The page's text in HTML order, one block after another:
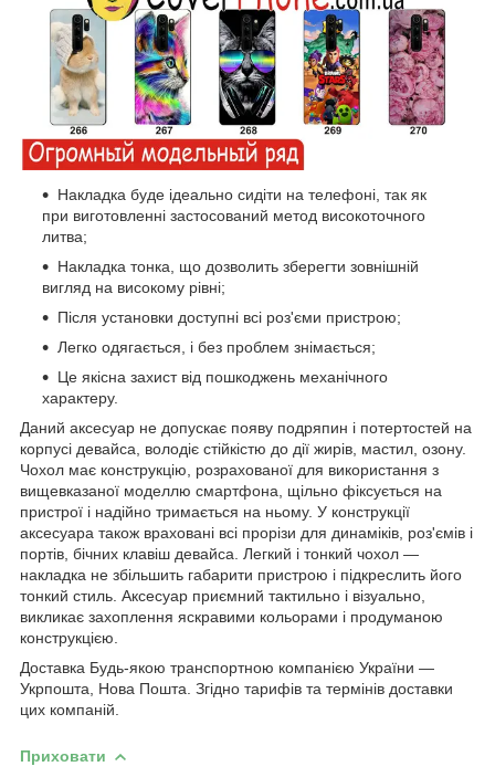
Накладка буде ідеально сидіти на телефоні, так як
при виготовленні застосований метод високоточного
литва;
Накладка тонка, що дозволить зберегти зовнішній
вигляд на високому рівні;
Після установки доступні всі роз'єми пристрою;
Легко одягається, і без проблем знімається;
Це якісна захист від пошкоджень механічного
характеру.
Даний аксесуар не допускає появу подряпин і потертостей на
корпусі девайса, володіє стійкістю до дії жирів, мастил, озону.
Чохол має конструкцію, розрахованої для використання з
вищевказаної моделлю смартфона, щільно фіксується на
пристрої і надійно тримається на ньому. У конструкції
аксесуара також враховані всі прорізи для динаміків, роз'ємів і
портів, бічних клавіш девайса. Легкий і тонкий чохол ―
накладка не збільшить габарити пристрою і підкреслить його
тонкий стиль. Аксесуар приємний тактильно і візуально,
викликає захоплення яскравими кольорами і продуманою
конструкцією.
Доставка Будь-якою транспортною компанією України ―
Укрпошта, Нова Пошта. Згідно тарифів та термінів доставки
цих компаній.
Приховати